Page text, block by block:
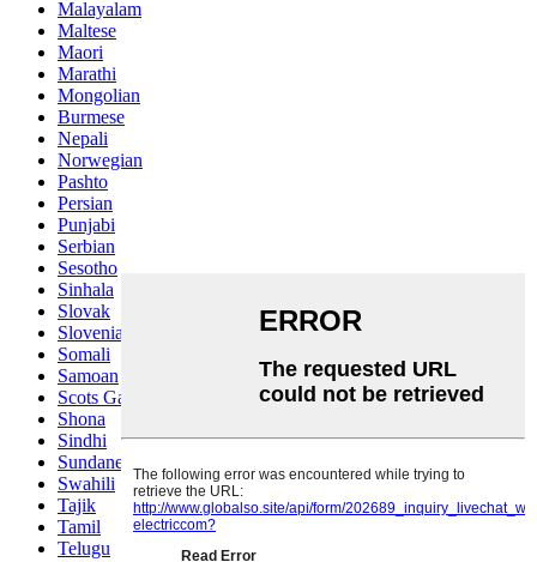
Malayalam
Maltese
Maori
Marathi
Mongolian
Burmese
Nepali
Norwegian
Pashto
Persian
Punjabi
Serbian
Sesotho
Sinhala
Slovak
Slovenian
Somali
Samoan
Scots Gaelic
Shona
Sindhi
Sundanese
Swahili
Tajik
Tamil
Telugu